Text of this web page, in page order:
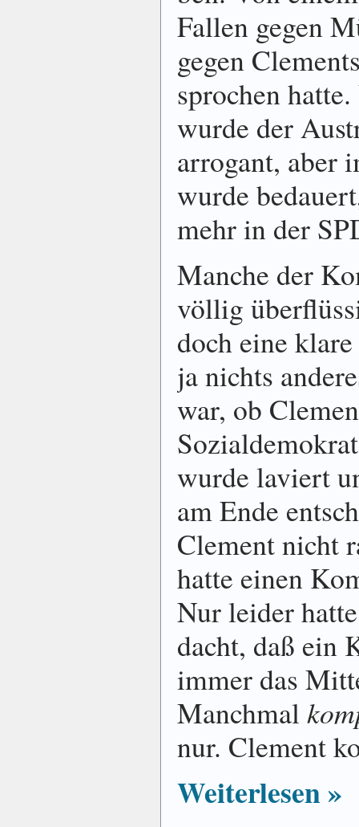
Fallen gegen
gegen
sprochen
wurde der
arrogant, aber
wurde
mehr in der
Manche der
völlig
doch eine
ja nichts
war, ob
wurde laviert
am Ende
Clement nicht
hatte einen
Nur leider
dacht, daß ein
immer das
Manch­mal
nur. Clement
Weiterlesen »